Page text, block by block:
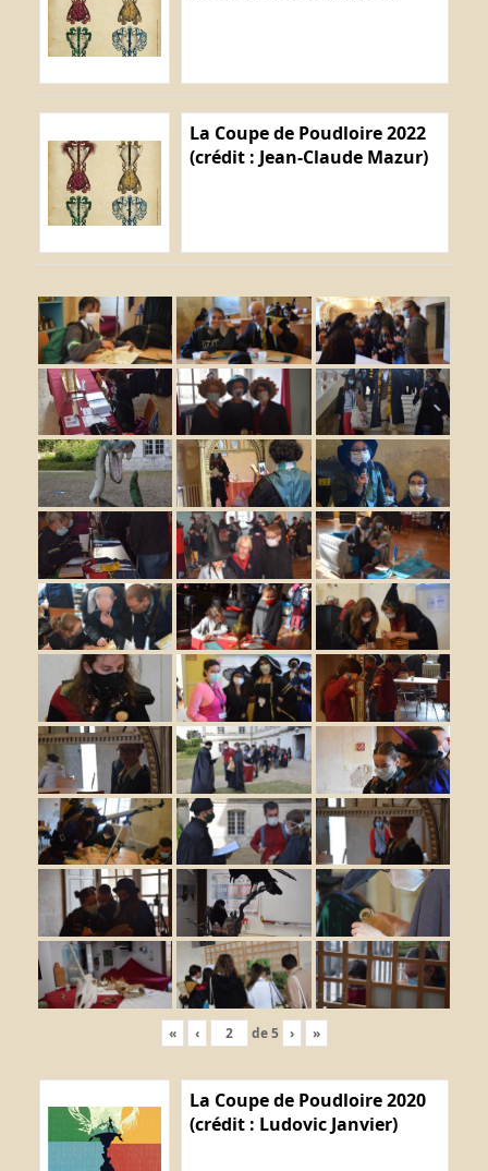
La Coupe de Poudloire 2022
(crédit : Jean-Claude Mazur)
« ‹ de5 › »
La Coupe de Poudloire 2020
(crédit : Ludovic Janvier)